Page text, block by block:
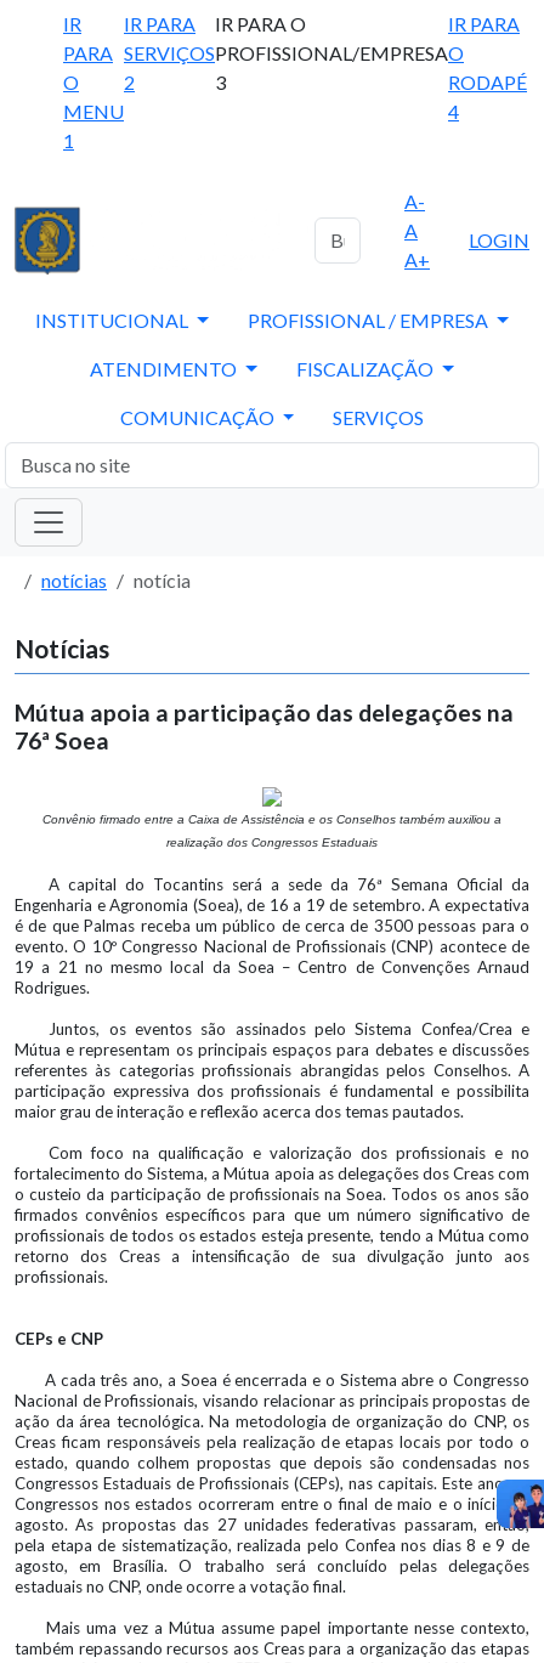
IR
PARA
O
MENU
1
IR PARA
SERVIÇOS
2
IR PARA O
PROFISSIONAL/EMPRESA
3
IR PARA
O
RODAPÉ
4
A-
A
A+
LOGIN
INSTITUCIONAL PROFISSIONAL / EMPRESA
ATENDIMENTO FISCALIZAÇÃO
COMUNICAÇÃO SERVIÇOS
notícias notícia
Notícias
Mútua apoia a participação das delegações na
76ª Soea
Convênio firmado entre a Caixa de Assistência e os Conselhos também auxiliou a
realização dos Congressos Estaduais
A capital do Tocantins será a sede da 76ª Semana Oficial da
Engenharia e Agronomia (Soea), de 16 a 19 de setembro. A expectativa
é de que Palmas receba um público de cerca de 3500 pessoas para o
evento. O 10º Congresso Nacional de Profissionais (CNP) acontece de
19 a 21 no mesmo local da Soea – Centro de Convenções Arnaud
Rodrigues.
Juntos, os eventos são assinados pelo Sistema Confea/Crea e
Mútua e representam os principais espaços para debates e discussões
referentes às categorias profissionais abrangidas pelos Conselhos. A
participação expressiva dos profissionais é fundamental e possibilita
maior grau de interação e reflexão acerca dos temas pautados.
Com foco na qualificação e valorização dos profissionais e no
fortalecimento do Sistema, a Mútua apoia as delegações dos Creas com
o custeio da participação de profissionais na Soea. Todos os anos são
firmados convênios específicos para que um número significativo de
profissionais de todos os estados esteja presente, tendo a Mútua como
retorno dos Creas a intensificação de sua divulgação junto aos
profissionais.
CEPs e CNP
A cada três ano, a Soea é encerrada e o Sistema abre o Congresso
Nacional de Profissionais, visando relacionar as principais propostas de
ação da área tecnológica. Na metodologia de organização do CNP, os
Creas ficam responsáveis pela realização de etapas locais por todo o
estado, quando colhem propostas que depois são condensadas nos
Congressos Estaduais de Profissionais (CEPs), nas capitais. Este ano, os
Congressos nos estados ocorreram entre o final de maio e o início de
agosto. As propostas das 27 unidades federativas passaram, então,
pela etapa de sistematização, realizada pelo Confea nos dias 8 e 9 de
agosto, em Brasília. O trabalho será concluído pelas delegações
estaduais no CNP, onde ocorre a votação final.
Mais uma vez a Mútua assume papel importante nesse contexto,
também repassando recursos aos Creas para a organização das etapas